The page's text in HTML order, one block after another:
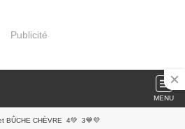
Publicité
MENU
BÛCHE CHÈVRE 4💚 3💙💜